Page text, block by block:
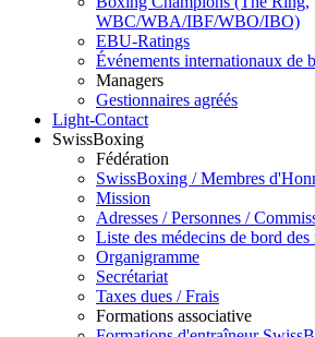
WBC/WBA/IBF/WBO/IBO)
EBU-Ratings
Événements internationaux de
Managers
Gestionnaires agréés
Light-Contact
SwissBoxing
Fédération
SwissBoxing / Membres
Mission
Adresses / Personnes /
Liste des médecins de bord des
Organigramme
Secrétariat
Taxes dues / Frais
Formations associative